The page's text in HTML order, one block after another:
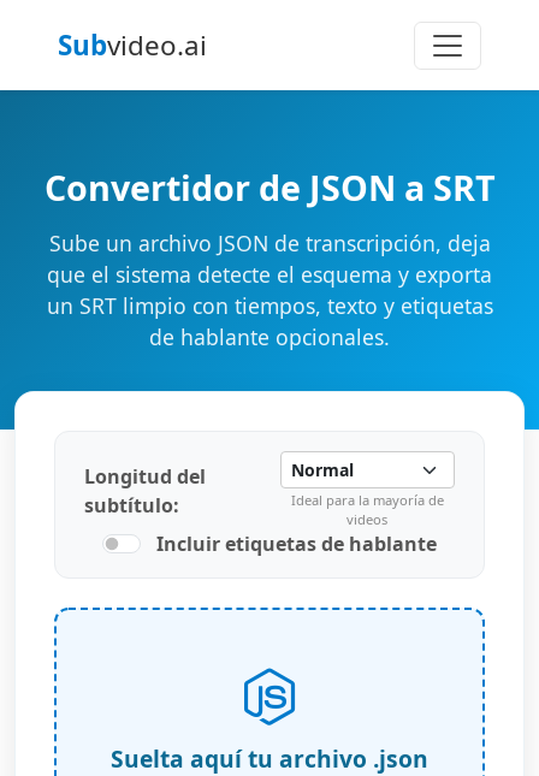
Subvideo.ai
Convertidor de JSON a SRT
Sube un archivo JSON de transcripción, deja
que el sistema detecte el esquema y exporta
un SRT limpio con tiempos, texto y etiquetas
de hablante opcionales.
Longitud del
subtítulo:
Ideal para la mayoría de
videos
Incluir etiquetas de hablante
Suelta aquí tu archivo .json